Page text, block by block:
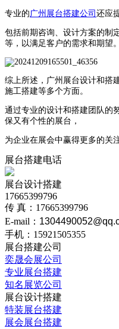
专业的广州展台搭建公司 还应
包括前期咨询、设计方案的制
等，以满足客户的需求和期望。
综上所述，广州展台设计和搭
施工搭建等多个方面。
通过专业的设计和搭建团队的
保又有个性的展台，
为企业在展会中赢得更多的关
展台搭建电话
展台设计搭建
17665399796
传 真：17665399796
E-mail：
手机：15921505355
展台搭建公司
奕晟会展公司
专业展台搭建
知名展览公司
展台设计搭建
特装展台搭建
展会展台搭建